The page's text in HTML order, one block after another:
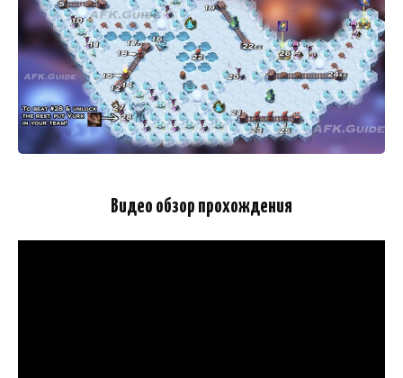
Видео обзор прохождения